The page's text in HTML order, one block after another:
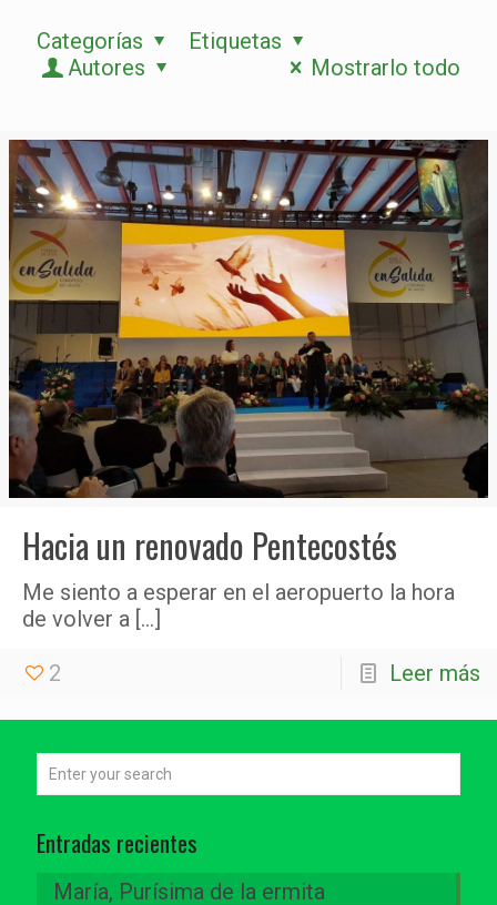
Categorías
Etiquetas
Autores
Mostrarlo todo
Hacia un renovado Pentecostés
Me siento a esperar en el aeropuerto la hora
de volver a […]
2 Leer más
Entradas recientes
María, Purísima de la ermita